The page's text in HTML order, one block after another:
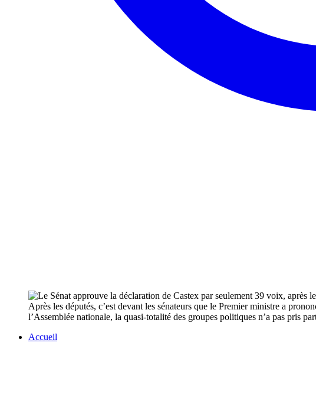
Après les députés, c’est devant les sénateurs que le Premier ministre a
l’Assemblée nationale, la quasi-totalité des groupes politiques n’a pas pris
Accueil